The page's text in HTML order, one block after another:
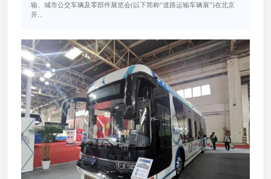
输、城市公交车辆及零部件展览会(以下简称“道路运输车辆展”)在北京
开...